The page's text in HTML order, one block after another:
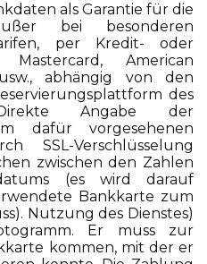
als Garantie für die
bei besonderen
per Kredit- oder
Mastercard, American
abhängig von den
des
Angabe der
dafür vorgesehenen
SSL-Verschlüsselung
zwischen den Zahlen
(es wird darauf
Bankkarte zum
Nutzung des Dienstes)
Er muss zur
kommen, mit der er